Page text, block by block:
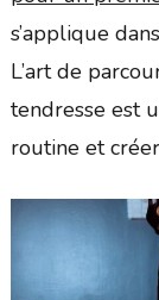
s’applique
L’art de
tendresse est
routine et